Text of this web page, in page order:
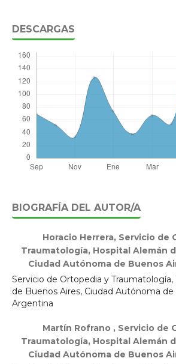
DESCARGAS
BIOGRAFÍA DEL AUTOR/A
Horacio Herrera, Servicio de
Traumatología, Hospital Alemán
Ciudad Autónoma de Buenos
Servicio de Ortopedia y
de Buenos Aires, Ciudad Autónoma de
Argentina
Martín Rofrano , Servicio de
Traumatología, Hospital Alemán
Ciudad Autónoma de Buenos